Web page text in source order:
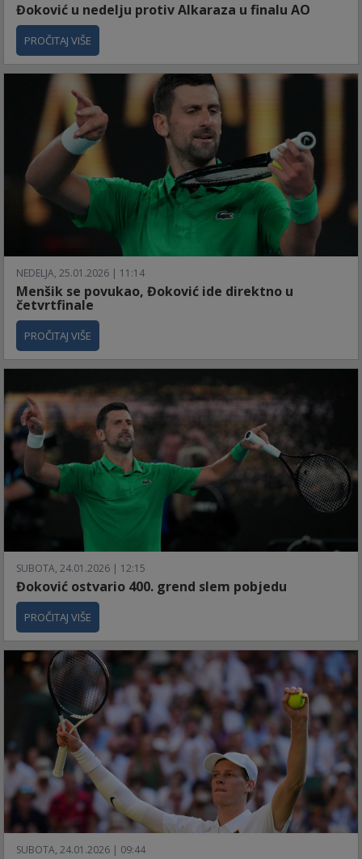
Đoković u nedelju protiv Alkaraza u finalu AO
PROČITAJ VIŠE
NEDELJA, 25.01.2026 | 11:14
Menšik se povukao, Đoković ide direktno u
četvrtfinale
PROČITAJ VIŠE
SUBOTA, 24.01.2026 | 12:15
Đoković ostvario 400. grend slem pobjedu
PROČITAJ VIŠE
SUBOTA, 24.01.2026 | 09:44